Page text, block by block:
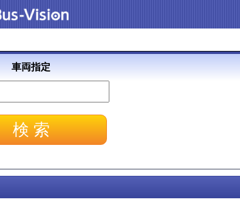
車両指定